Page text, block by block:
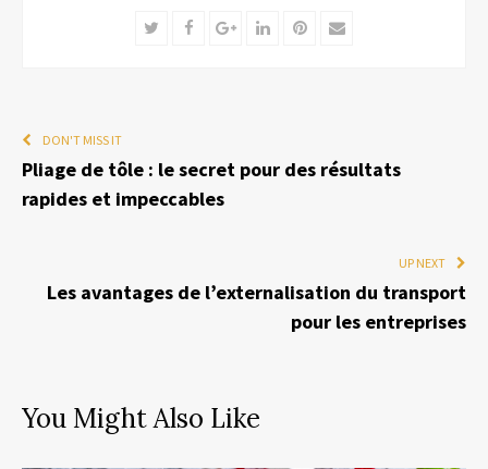
TwitterFacebookGoogle+LinkedInPinterest
Email
DON'T MISS IT
Pliage de tôle : le secret pour des résultats
rapides et impeccables
UP NEXT
Les avantages de l’externalisation du transport
pour les entreprises
You Might Also Like